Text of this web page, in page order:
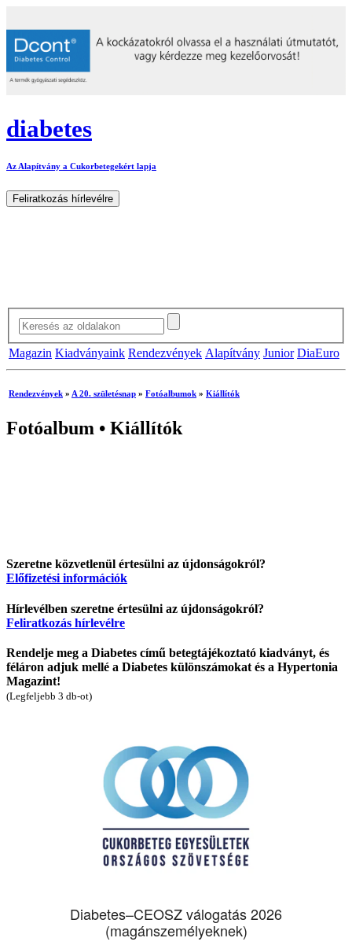
diabetes
Az Alapítvány a Cukorbetegekért lapja
Magazin Kiadványaink Rendezvények Alapítvány Junior DiaEuro
Rendezvények » A 20. születésnap » Fotóalbumok » Kiállítók
Fotóalbum • Kiállítók
Szeretne közvetlenül értesülni az újdonságokról?
Előfizetési információk
Hírlevélben szeretne értesülni az újdonságokról?
Feliratkozás hírlevélre
Rendelje meg a Diabetes című betegtájékoztató kiadványt, és
féláron adjuk mellé a Diabetes különszámokat és a Hypertonia
Magazint!
(Legfeljebb 3 db-ot)